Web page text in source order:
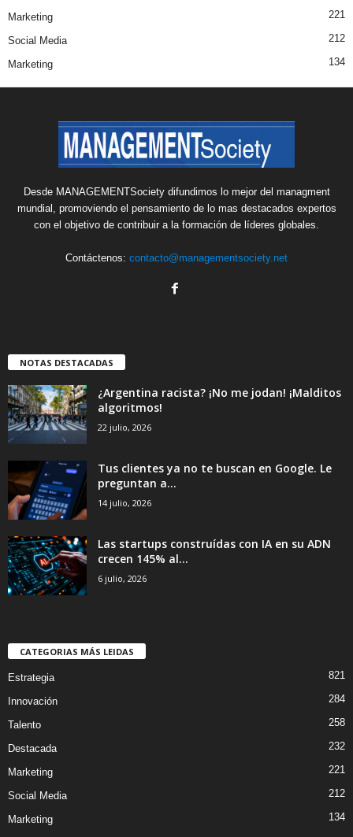
Marketing 221
Social Media 212
Marketing 134
Desde MANAGEMENTSociety difundimos lo mejor del managment
mundial, promoviendo el pensamiento de lo mas destacados expertos
con el objetivo de contribuir a la formación de líderes globales.
Contáctenos: contacto@managementsociety.net
NOTAS DESTACADAS
¿Argentina racista? ¡No me jodan! ¡Malditos
algoritmos!
22 julio, 2026
Tus clientes ya no te buscan en Google. Le
preguntan a...
14 julio, 2026
Las startups construídas con IA en su ADN
crecen 145% al...
6 julio, 2026
CATEGORIAS MÁS LEIDAS
Estrategia 821
Innovación 284
Talento 258
Destacada 232
Marketing 221
Social Media 212
Marketing 134